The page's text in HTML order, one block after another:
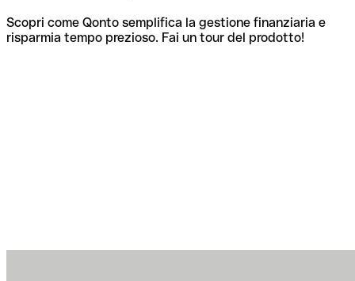
Scopri come Qonto semplifica la gestione finanziaria e
risparmia tempo prezioso. Fai un tour del prodotto!